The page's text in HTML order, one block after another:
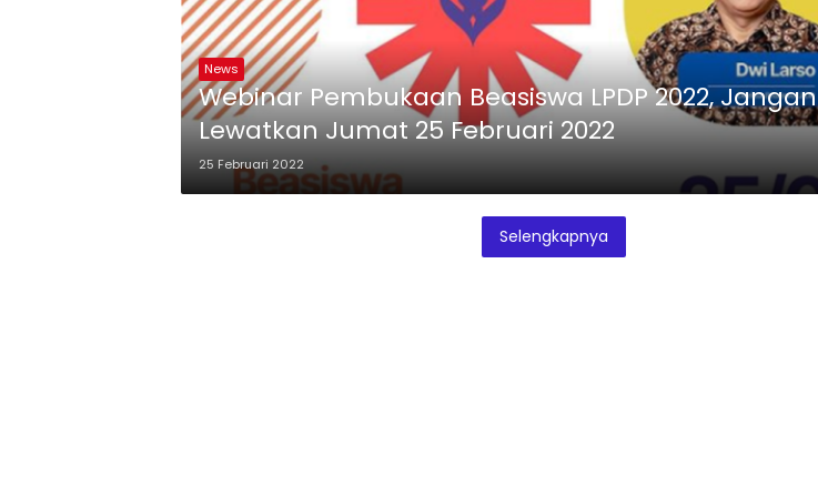
News
Webinar Pembukaan Beasiswa LPDP 2022, Jangan
Lewatkan Jumat 25 Februari 2022
25 Februari 2022
Selengkapnya